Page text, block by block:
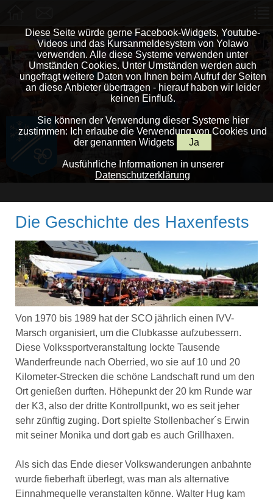
Die Geschichte des Haxenfests
Von 1970 bis 1989 hat der SCO jährlich einen IVV-
Marsch organisiert, um die Clubkasse aufzubessern.
Diese Volkssportveranstaltung lockte Tausende
Wanderfreunde nach Oberried, wo sie auf 10 und 20
Kilometer-Strecken die schöne Landschaft rund um den
Ort genießen durften. Höhepunkt der 20 km Runde war
der K3, also der dritte Kontrollpunkt, wo es seit jeher
sehr zünftig zuging. Dort spielte Stollenbacher´s Erwin
mit seiner Monika und dort gab es auch Grillhaxen.
Als sich das Ende dieser Volkswanderungen anbahnte
wurde fieberhaft überlegt, was man als alternative
Einnahmequelle veranstalten könne. Walter Hug kam
Diese Seite würde gerne Facebook-Widgets, Youtube-
Videos und das Kursanmeldesystem von Yolawo
verwenden. Alle diese Systeme verwenden unter
Umständen Cookies. Unter Umständen werden auch
ungefragt weitere Daten von Ihnen beim Aufruf der Seiten
an diese Anbieter übertragen - hierauf haben wir leider
keinen Einfluß.
Sie können der Verwendung dieser Systeme hier
zustimmen: Ich erlaube die Verwendung von Cookies und
der genannten Widgets
Ja
Ausführliche Informationen in unserer
Datenschutzerklärung